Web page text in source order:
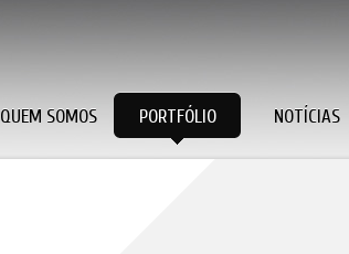
QUEM SOMOS PORTFÓLIO NOTÍCIAS